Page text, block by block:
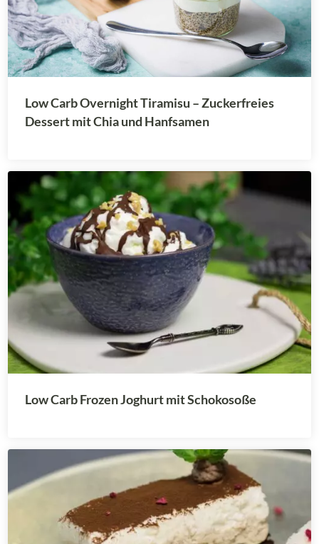
Low Carb Overnight Tiramisu – Zuckerfreies
Dessert mit Chia und Hanfsamen
Low Carb Frozen Joghurt mit Schokosoße